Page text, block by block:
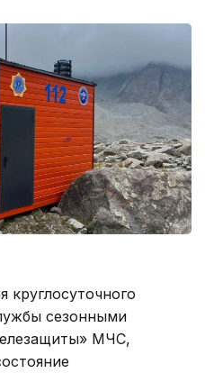
круглосуточного
сезонными
МЧС,